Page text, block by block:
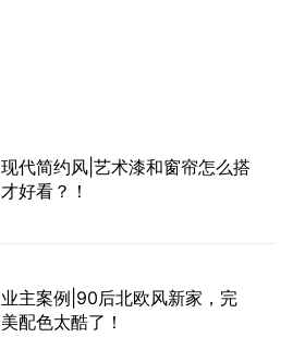
现代简约风|艺术漆和窗帘怎么搭
才好看？！
业主案例|90后北欧风新家，完
美配色太酷了！